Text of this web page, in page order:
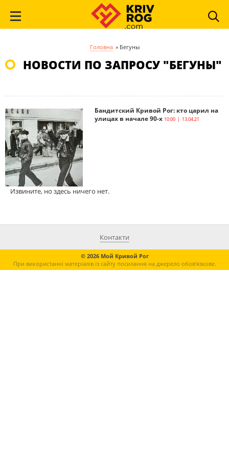
Головна » Бегуны
НОВОСТИ ПО ЗАПРОСУ "БЕГУНЫ"
Бандитский Кривой Рог: кто царил на
улицах в начале 90-х 10:00 | 13.04.21
Извините, но здесь ничего нет.
Контакти
© 2026 Мой Кривой Рог
При використанні матеріалів із сайту посилання на джерело обов'язкове.